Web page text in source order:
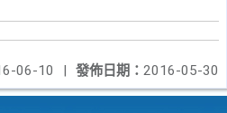
發佈日期： 2016-05-30
06-10 |